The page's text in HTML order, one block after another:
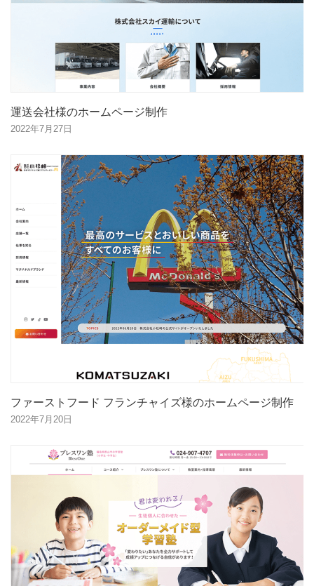
運送会社様のホームページ制作
2022年7月27日
ファーストフード フランチャイズ様のホームページ制作
2022年7月20日